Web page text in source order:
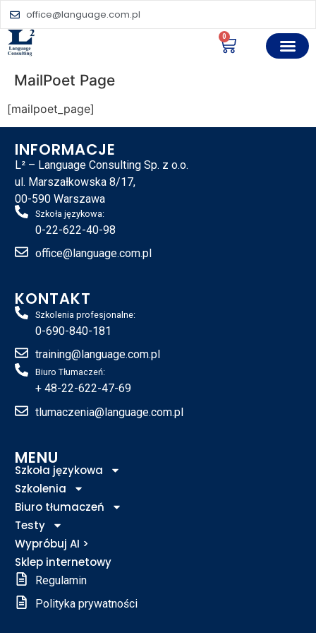
office@language.com.pl
0
MailPoet Page
[mailpoet_page]
INFORMACJE
L² – Language Consulting Sp. z o.o.
ul. Marszałkowska 8/17,
00-590 Warszawa
Szkoła językowa:
0-22-622-40-98
office@language.com.pl
KONTAKT
Szkolenia profesjonalne:
0-690-840-181
training@language.com.pl
Biuro Tłumaczeń:
+ 48-22-622-47-69
tlumaczenia@language.com.pl
MENU
Szkoła językowa
Szkolenia
Biuro tłumaczeń
Testy
Wypróbuj AI >
Sklep internetowy
Regulamin
Polityka prywatności